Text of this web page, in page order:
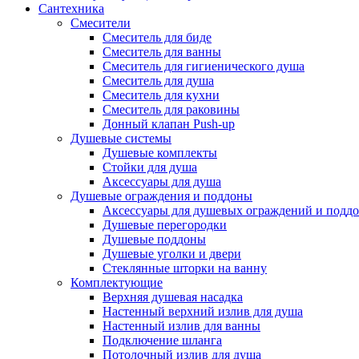
Сантехника
Смесители
Смеситель для биде
Смеситель для ванны
Смеситель для гигиенического душа
Смеситель для душа
Смеситель для кухни
Смеситель для раковины
Донный клапан Push-up
Душевые системы
Душевые комплекты
Стойки для душа
Аксессуары для душа
Душевые ограждения и поддоны
Аксессуары для душевых ограждений и
Душевые перегородки
Душевые поддоны
Душевые уголки и двери
Стеклянные шторки на ванну
Комплектующие
Верхняя душевая насадка
Настенный верхний излив для душа
Настенный излив для ванны
Подключение шланга
Потолочный излив для душа